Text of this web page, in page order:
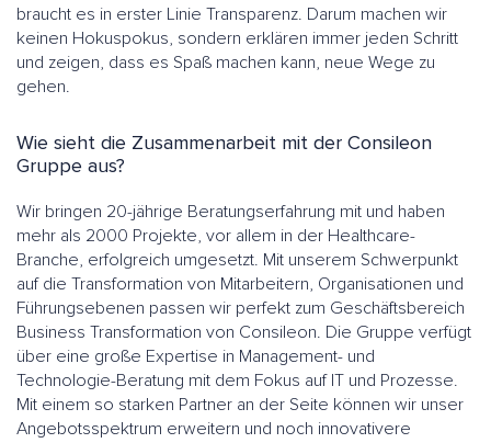
braucht es in erster Linie Transparenz. Darum machen wir
keinen Hokuspokus, sondern erklären immer jeden Schritt
und zeigen, dass es Spaß machen kann, neue Wege zu
gehen.
Wie sieht die Zusammenarbeit mit der Consileon
Gruppe aus?
Wir bringen 20-jährige Beratungserfahrung mit und haben
mehr als 2000 Projekte, vor allem in der Healthcare-
Branche, erfolgreich umgesetzt. Mit unserem Schwerpunkt
auf die Transformation von Mitarbeitern, Organisationen und
Führungsebenen passen wir perfekt zum Geschäftsbereich
Business Transformation von Consileon. Die Gruppe verfügt
über eine große Expertise in Management- und
Technologie-Beratung mit dem Fokus auf IT und Prozesse.
Mit einem so starken Partner an der Seite können wir unser
Angebotsspektrum erweitern und noch innovativere